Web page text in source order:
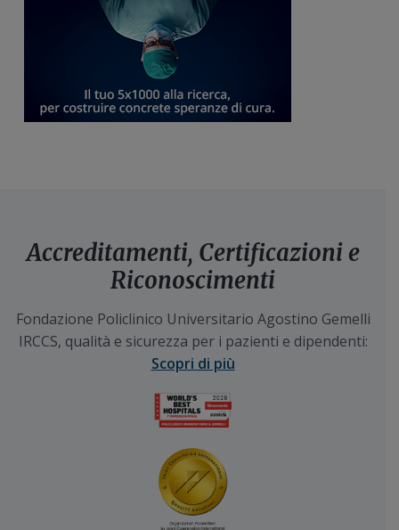
Accreditamenti, Certificazioni e
Riconoscimenti
Fondazione Policlinico Universitario Agostino Gemelli
IRCCS, qualità e sicurezza per i pazienti e dipendenti:
Scopri di più